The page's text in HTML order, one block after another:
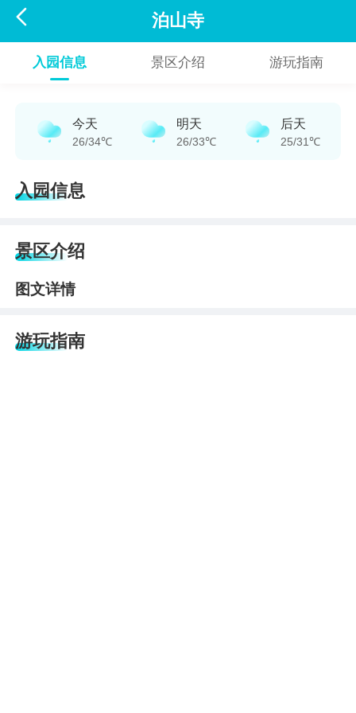
 泊山寺
入园信息 景区介绍 游玩指南
今天
26/34℃
明天
26/33℃
后天
25/31℃
入园信息
景区介绍
图文详情
游玩指南